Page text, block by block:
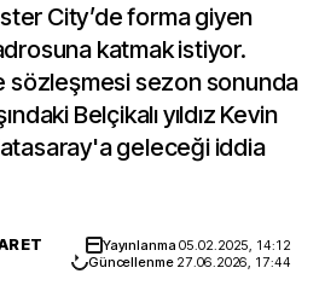
City’de forma giyen
katmak istiyor.
sözleşmesi sezon sonunda
Belçikalı yıldız Kevin
geleceği iddia
Yayınlanma05.02.2025, 14:12
Güncellenme 27.06.2026, 17:44